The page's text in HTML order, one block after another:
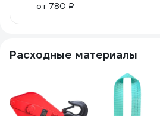
от 780 ₽
Расходные материалы